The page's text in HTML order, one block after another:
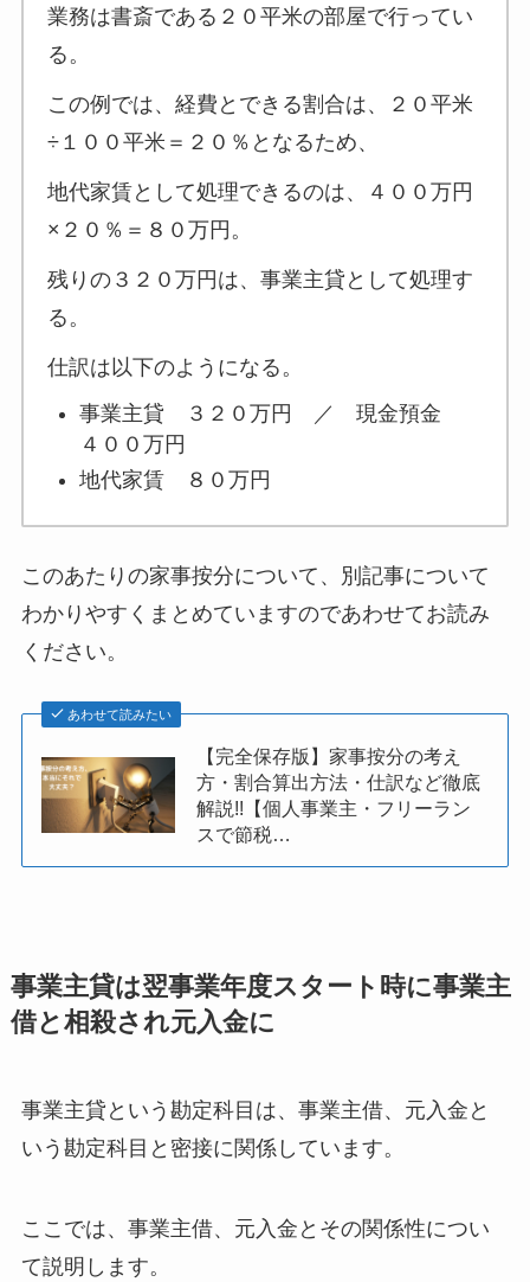
業務は書斎である２０平米の部屋で行ってい
る。
この例では、経費とできる割合は、２０平米
÷１００平米＝２０％となるため、
地代家賃として処理できるのは、４００万円
×２０％＝８０万円。
残りの３２０万円は、事業主貸として処理す
る。
仕訳は以下のようになる。
事業主貸 ３２０万円 ／ 現金預金
４００万円
地代家賃 ８０万円
このあたりの家事按分について、別記事について
わかりやすくまとめていますのであわせてお読み
ください。
あわせて読みたい
【完全保存版】家事按分の考え
方・割合算出方法・仕訳など徹底
解説!!【個人事業主・フリーラン
スで節税…
事業主貸は翌事業年度スタート時に事業主
借と相殺され元入金に
事業主貸という勘定科目は、事業主借、元入金と
いう勘定科目と密接に関係しています。
ここでは、事業主借、元入金とその関係性につい
て説明します。